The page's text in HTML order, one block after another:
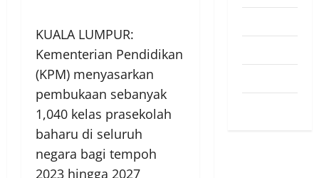
KUALA LUMPUR:
Kementerian Pendidikan
(KPM) menyasarkan
pembukaan sebanyak
1,040 kelas prasekolah
baharu di seluruh
negara bagi tempoh
2023 hingga 2027